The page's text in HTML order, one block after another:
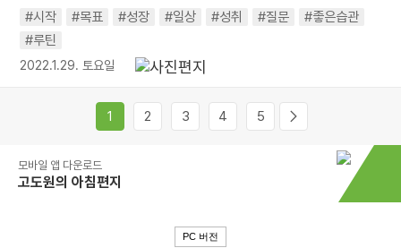
#시작 #목표 #성장 #일상 #성취 #질문
#좋은습관
#루틴
2022.1.29. 토요일
1 2 3 4 5
모바일 앱 다운로드
고도원의 아침편지
PC 버전